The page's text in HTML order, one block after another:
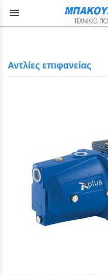
menu
Αντλίες επιφανείας